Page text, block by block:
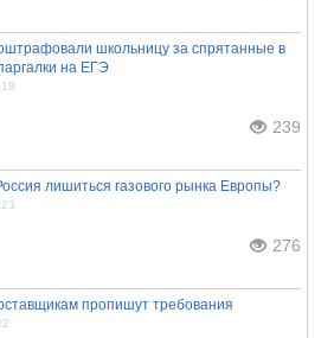
школьницу за спрятанные в
на ЕГЭ
239
лишиться газового рынка Европы?
276
пропишут требования